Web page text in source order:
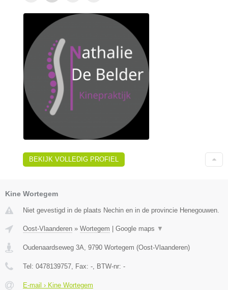
BEKIJK VOLLEDIG PROFIEL
Kine Wortegem
Niet gevestigd in de plaats Nechin en in de provincie Henegouwen.
Oost-Vlaanderen » Wortegem Google maps ▼
Oudenaardseweg 3A 9790 Wortegem (Oost-Vlaanderen)
Tel: 0478139757 , Fax: - , BTW-nr: -
E-mail › Kine Wortegem